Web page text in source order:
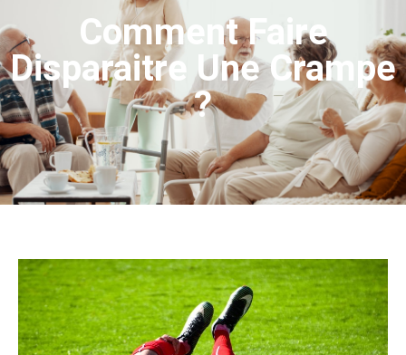
Comment Faire
Disparaitre Une Crampe
?